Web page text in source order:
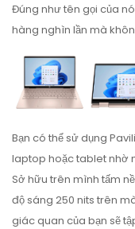
Đúng như tên gọi của
hàng nghìn lần mà
Bạn có thể sử dụng
laptop hoặc tablet nhờ
Sở hữu trên mình tấm
độ sáng 250 nits trên
giác quan của bạn sẽ